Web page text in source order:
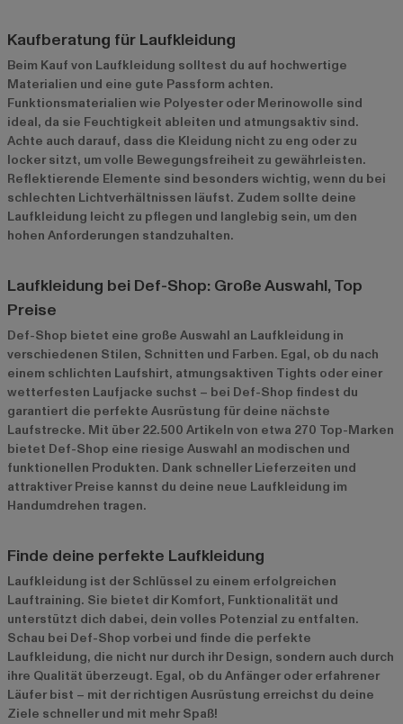
Kaufberatung für Laufkleidung
Beim Kauf von Laufkleidung solltest du auf hochwertige
Materialien und eine gute Passform achten.
Funktionsmaterialien wie Polyester oder Merinowolle sind
ideal, da sie Feuchtigkeit ableiten und atmungsaktiv sind.
Achte auch darauf, dass die Kleidung nicht zu eng oder zu
locker sitzt, um volle Bewegungsfreiheit zu gewährleisten.
Reflektierende Elemente sind besonders wichtig, wenn du bei
schlechten Lichtverhältnissen läufst. Zudem sollte deine
Laufkleidung leicht zu pflegen und langlebig sein, um den
hohen Anforderungen standzuhalten.
Laufkleidung bei Def-Shop: Große Auswahl, Top
Preise
Def-Shop bietet eine große Auswahl an Laufkleidung in
verschiedenen Stilen, Schnitten und Farben. Egal, ob du nach
einem schlichten Laufshirt, atmungsaktiven Tights oder einer
wetterfesten Laufjacke suchst – bei Def-Shop findest du
garantiert die perfekte Ausrüstung für deine nächste
Laufstrecke. Mit über 22.500 Artikeln von etwa 270 Top-Marken
bietet Def-Shop eine riesige Auswahl an modischen und
funktionellen Produkten. Dank schneller Lieferzeiten und
attraktiver Preise kannst du deine neue Laufkleidung im
Handumdrehen tragen.
Finde deine perfekte Laufkleidung
Laufkleidung ist der Schlüssel zu einem erfolgreichen
Lauftraining. Sie bietet dir Komfort, Funktionalität und
unterstützt dich dabei, dein volles Potenzial zu entfalten.
Schau bei Def-Shop vorbei und finde die perfekte
Laufkleidung, die nicht nur durch ihr Design, sondern auch durch
ihre Qualität überzeugt. Egal, ob du Anfänger oder erfahrener
Läufer bist – mit der richtigen Ausrüstung erreichst du deine
Ziele schneller und mit mehr Spaß!